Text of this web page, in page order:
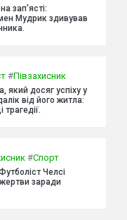
зап'ясті:
Мудрик здивував
#Півзахисник
який досяг успіху у
від його житла:
#Спорт
Челсі
заради